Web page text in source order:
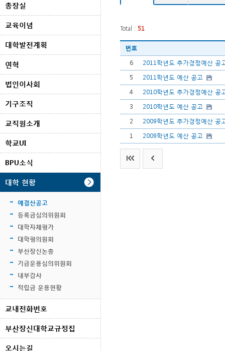
총장실
교육이념
대학발전계획
연혁
법인이사회
기구조직
교직원소개
학교UI
BPU소식
대학 현황
예결산공고
등록금심의위원회
대학자체평가
대학평의원회
부산장신논총
기금운용심의위원회
내부감사
적립금 운용현황
교내전화번호
부산장신대학교규정집
오시는길
Total : 51
번호
6
2011학년도 추가경정예산 공
5
2011학년도 예산 공고
4
2010학년도 추가경정예산 공
3
2010학년도 예산 공고
2
2009학년도 추가경정예산 공
1
2009학년도 예산 공고